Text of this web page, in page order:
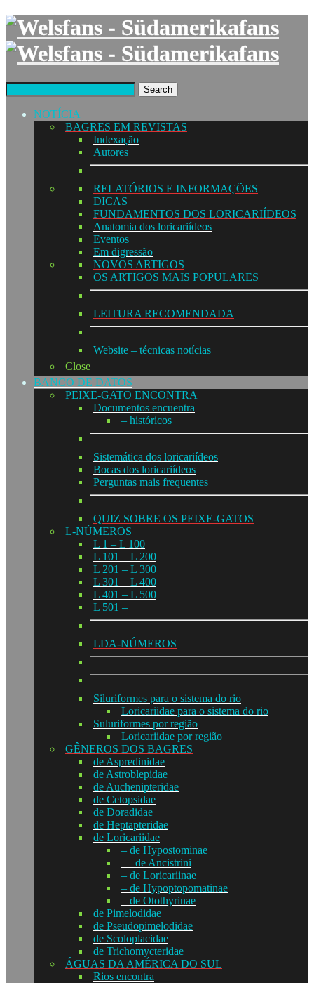
Search
NOTÍCIA
BAGRES EM REVISTAS
Indexação
Autores
RELATÓRIOS E INFORMAÇÕES
DICAS
FUNDAMENTOS DOS LORICARIÍDEOS
Anatomia dos loricariídeos
Eventos
Em digressão
NOVOS ARTIGOS
OS ARTIGOS MAIS POPULARES
LEITURA RECOMENDADA
Website – técnicas notícias
Close
BANCO DE DATOS
PEIXE-GATO ENCONTRA
Documentos encuentra
– históricos
Sistemática dos loricariídeos
Bocas dos loricariídeos
Perguntas mais frequentes
QUIZ SOBRE OS PEIXE-GATOS
L-NÚMEROS
L 1 – L 100
L 101 – L 200
L 201 – L 300
L 301 – L 400
L 401 – L 500
L 501 –
LDA-NÚMEROS
Siluriformes para o sistema do rio
Loricariidae para o sistema do rio
Suluriformes por região
Loricariidae por região
GÊNEROS DOS BAGRES
de Aspredinidae
de Astroblepidae
de Auchenipteridae
de Cetopsidae
de Doradidae
de Heptapteridae
de Loricariidae
– de Hypostominae
— de Ancistrini
– de Loricariinae
– de Hypoptopomatinae
– de Otothyrinae
de Pimelodidae
de Pseudopimelodidae
de Scoloplacidae
de Trichomycteridae
ÁGUAS DA AMÉRICA DO SUL
Rios encontra